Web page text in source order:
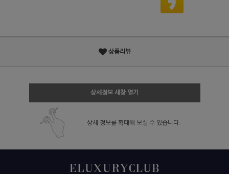
상품리뷰
상세정보 새창 열기
상세 정보를 확대해 보실 수 있습니다.